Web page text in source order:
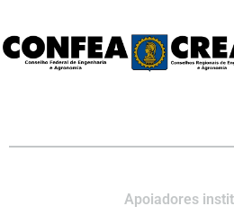
Apoiadores